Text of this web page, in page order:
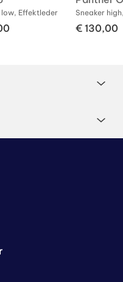
low, Effektleder Sneaker
€ 130,00